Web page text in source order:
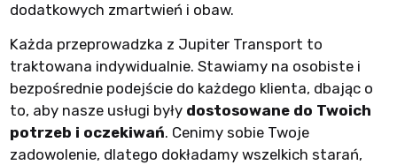
dodatkowych zmartwień i obaw.
Każda przeprowadzka z Jupiter Transport to
traktowana indywidualnie. Stawiamy na osobiste i
bezpośrednie podejście do każdego klienta, dbając o
to, aby nasze usługi byłydostosowane do Twoich
potrzeb i oczekiwań. Cenimy sobie Twoje
zadowolenie, dlatego dokładamy wszelkich starań,